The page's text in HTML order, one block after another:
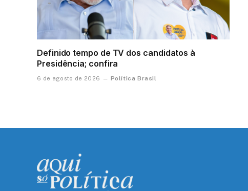
Definido tempo de TV dos candidatos à
Presidência; confira
6 de agosto de 2026 Política Brasil